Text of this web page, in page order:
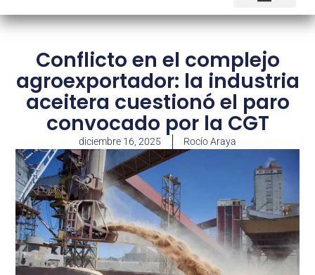
Conflicto en el complejo
agroexportador: la industria
aceitera cuestionó el paro
convocado por la CGT
diciembre 16, 2025 Rocío Araya